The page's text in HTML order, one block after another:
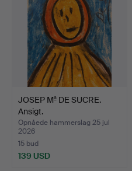
JOSEP Mª DE SUCRE.
Ansigt.
Opnåede hammerslag 25 jul
2026
15 bud
139 USD